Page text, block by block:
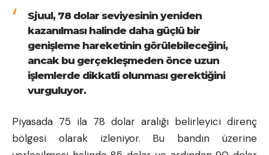
Sjuul, 78 dolar seviyesinin yeniden
kazanılması halinde daha güçlü bir
genişleme hareketinin görülebileceğini,
ancak bu gerçekleşmeden önce uzun
işlemlerde dikkatli olunması gerektiğini
vurguluyor.
Piyasada 75 ila 78 dolar aralığı belirleyici direnç
bölgesi olarak izleniyor. Bu bandın üzerine